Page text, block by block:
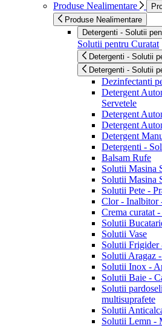
Produse Nealimentare
Produse Nealimentare
Detergenti - Solutii
Solutii pentru Curatat
Detergenti - Solutii
Detergenti - Solutii
Dezinfectanti
Detergent
Servetele
Detergent
Detergent
Detergent
Detergenti -
Balsam Rufe
Solutii Masina
Solutii Masina
Solutii Pete -
Clor - Inalbitor
Crema curatat
Solutii
Solutii Vase
Solutii Frigider
Solutii Aragaz
Solutii Inox -
Solutii Baie -
Solutii
multisuprafete
Solutii
Solutii Lemn -